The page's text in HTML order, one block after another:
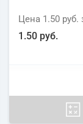
Цена 1.50 руб.
1.50 руб.